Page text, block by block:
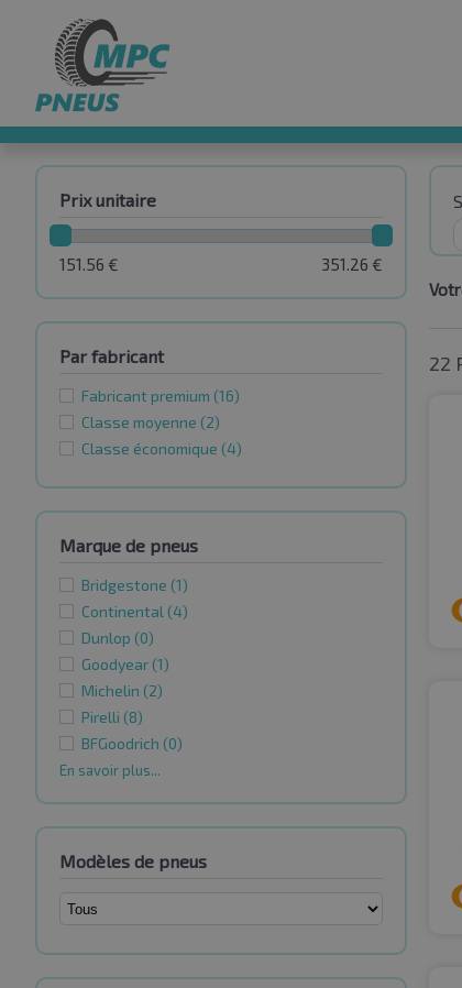
Prix unitaire
351.26 €
151.56 €
Par fabricant
Fabricant premium (16)
Classe moyenne (2)
Classe économique (4)
Marque de pneus
Bridgestone (1)
Continental (4)
Dunlop (0)
Goodyear (1)
Michelin (2)
Pirelli (8)
BFGoodrich (0)
En savoir plus...
Modèles de pneus
22